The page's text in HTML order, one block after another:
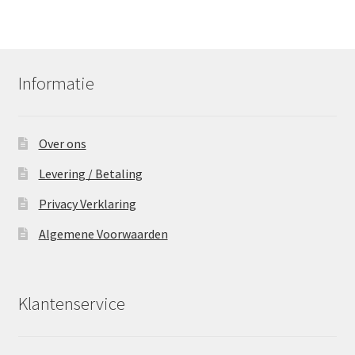
Informatie
Over ons
Levering / Betaling
Privacy Verklaring
Algemene Voorwaarden
Klantenservice